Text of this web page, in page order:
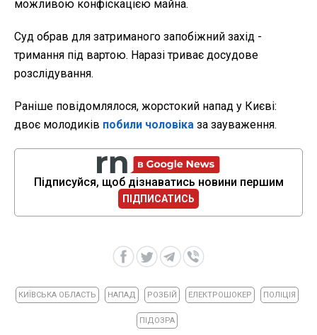
можливою конфіскацією майна.
Суд обрав для затриманого запобіжний захід -
тримання під вартою. Наразі триває досудове
розслідування.
Раніше повідомлялося, жорстокий напад у Києві:
двоє молодиків побили чоловіка за зауваження.
Підписуйся, щоб дізнаватись новини першим
ПІДПИСАТИСЬ
КИЇВСЬКА ОБЛАСТЬ НАПАД РОЗБІЙ ЕЛЕКТРОШОКЕР ПОЛІЦІЯ
ПІДОЗРА